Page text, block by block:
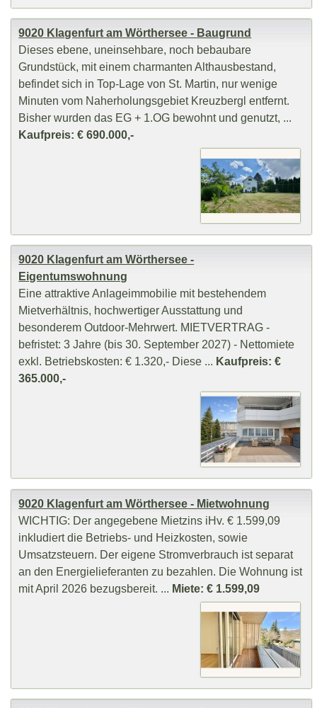
9020 Klagenfurt am Wörthersee - Baugrund
Dieses ebene, uneinsehbare, noch bebaubare
Grundstück, mit einem charmanten Althausbestand,
befindet sich in Top-Lage von St. Martin, nur wenige
Minuten vom Naherholungsgebiet Kreuzbergl entfernt.
Bisher wurden das EG + 1.OG bewohnt und genutzt, ...
Kaufpreis: € 690.000,-
9020 Klagenfurt am Wörthersee -
Eigentumswohnung
Eine attraktive Anlageimmobilie mit bestehendem
Mietverhältnis, hochwertiger Ausstattung und
besonderem Outdoor-Mehrwert. MIETVERTRAG -
befristet: 3 Jahre (bis 30. September 2027) - Nettomiete
exkl. Betriebskosten: € 1.320,- Diese ... Kaufpreis: €
365.000,-
9020 Klagenfurt am Wörthersee - Mietwohnung
WICHTIG: Der angegebene Mietzins iHv. € 1.599,09
inkludiert die Betriebs- und Heizkosten, sowie
Umsatzsteuern. Der eigene Stromverbrauch ist separat
an den Energielieferanten zu bezahlen. Die Wohnung ist
mit April 2026 bezugsbereit. ... Miete: € 1.599,09